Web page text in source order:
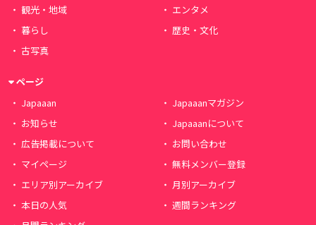
観光・地域
エンタメ
暮らし
歴史・文化
古写真
ページ
Japaaan
Japaaanマガジン
お知らせ
Japaaanについて
広告掲載について
お問い合わせ
マイページ
無料メンバー登録
エリア別アーカイブ
月別アーカイブ
本日の人気
週間ランキング